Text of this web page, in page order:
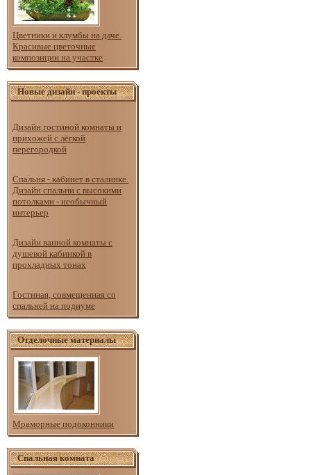
Цветники и клумбы на даче.
Красивые цветочные
композиции на участке
Новые дизайн - проекты
Дизайн гостиной комнаты и
прихожей с лёгкой
перегородкой
Спальня - кабинет в сталинке.
Дизайн спальни с высокими
потолками - необычный
интерьер
Дизайн ванной комнаты с
душевой кабинкой в
прохладных тонах
Гостиная, совмещенная со
спальней на подиуме
Отделочные материалы
Мраморные подоконники
Спальная комната